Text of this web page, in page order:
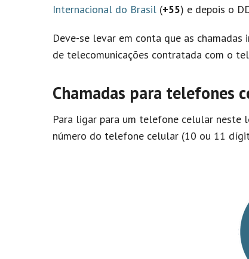
Internacional do Brasil (+55) e depois o
Deve-se levar em conta que as
de telecomunicações contratada com o
Chamadas para telefones
Para ligar para um telefone celular neste
número do telefone celular (10 ou 11